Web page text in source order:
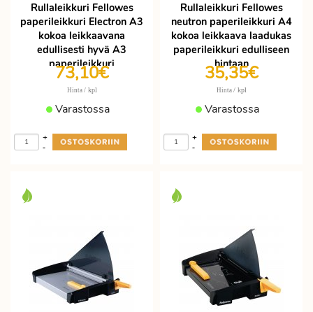
Rullaleikkuri Fellowes
paperileikkuri Electron A3
kokoa leikkaavana
edullisesti hyvä A3
paperileikkuri
ammattikäyttöön
73,10€
Hinta / kpl
Varastossa
-
+
Rullaleikkuri Fellowes
neutron paperileikkuri A4
kokoa leikkaava laadukas
paperileikkuri edulliseen
hintaan
35,35€
Hinta / kpl
Varastossa
-
+